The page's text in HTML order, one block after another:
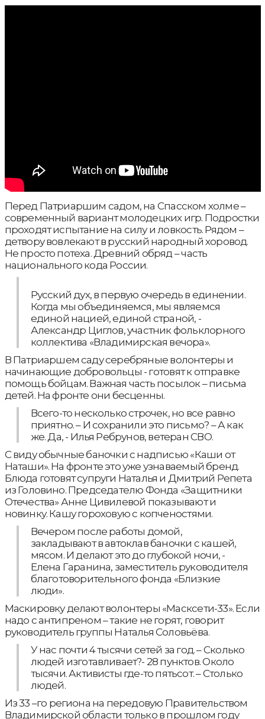
Перед Патриаршим садом, на Спасском холме –
современный вариант молодецких игр. Подростки
проходят испытание на силу и ловкость. Рядом –
детвору вовлекают в русский народный хоровод.
Не просто потеха. Древний обряд – часть
национального кода России.
Русский дух, в первую очередь в единении.
Когда мы объединяемся, мы являемся
единой нацией, единой страной, -
Александр Циглов, участник фольклорного
коллектива «Владимирская вечора».
В Патриаршем саду серебряные волонтеры и
начинающие добровольцы - готовят к отправке
помощь бойцам. Важная часть посылок – письма
детей. На фронте они бесценны.
Всего-то несколько строчек, но все равно
приятно. – И сохранили это письмо? – А как
же. Да, - Илья Ребрунов, ветеран СВО.
С виду обычные баночки с надписью «Каши от
Наташи». На фронте это уже узнаваемый бренд.
Блюда готовят супруги Наталья и Дмитрий Репета
из Головино. Председателю Фонда «Защитники
Отечества» Анне Цивилевой показывают и
новинку. Кашу гороховую с копченостями.
Вечером после работы домой,
закладывают в автоклав баночки с кашей,
мясом. И делают это до глубокой ночи, -
Елена Гаранина, заместитель руководителя
благотоворительного фонда «Близкие
люди».
Маскировку делают волонтеры «Масксети-33». Если
надо с антипреном – такие не горят, говорит
руководитель группы Наталья Соловьёва.
У нас почти 4 тысячи сетей за год. – Сколько
людей изготавливает?- 28 пунктов. Около
тысячи. Активисты где-то пятьсот. – Столько
людей.
Из 33 –го региона на передовую Правительством
Владимирской области только в прошлом году